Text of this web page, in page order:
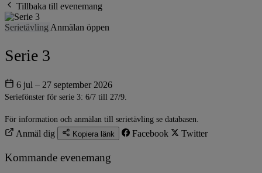
Tillbaka till evenemang
Serietävling Anmälan öppen
Serie 3
6 jul – 27 september 2026
Seriefönster för serie 3: 6/7 till 27/9.
För information och anmälan till serietävling se databasen.
Anmäl dig Kopiera länk Facebook Twitter
Kommande evenemang